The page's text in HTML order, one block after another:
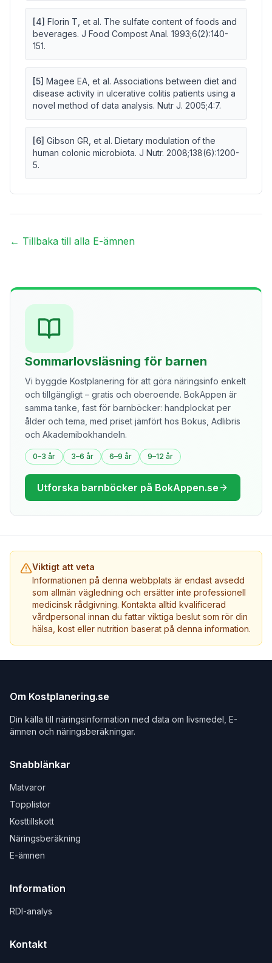
[4] Florin T, et al. The sulfate content of foods and
beverages. J Food Compost Anal. 1993;6(2):140-
151.
[5] Magee EA, et al. Associations between diet and
disease activity in ulcerative colitis patients using a
novel method of data analysis. Nutr J. 2005;4:7.
[6] Gibson GR, et al. Dietary modulation of the
human colonic microbiota. J Nutr. 2008;138(6):1200-
5.
← Tillbaka till alla E-ämnen
Sommarlovsläsning för barnen
Vi byggde Kostplanering för att göra näringsinfo enkelt
och tillgängligt – gratis och oberoende. BokAppen är
samma tanke, fast för barnböcker: handplockat per
ålder och tema, med priset jämfört hos Bokus, Adlibris
och Akademibokhandeln.
0–3 år 3–6 år 6–9 år 9–12 år
Utforska barnböcker på BokAppen.se
Viktigt att veta
Informationen på denna webbplats är endast avsedd
som allmän vägledning och ersätter inte professionell
medicinsk rådgivning. Kontakta alltid kvalificerad
vårdpersonal innan du fattar viktiga beslut som rör din
hälsa, kost eller nutrition baserat på denna information.
Om Kostplanering.se
Din källa till näringsinformation med data om livsmedel, E-
ämnen och näringsberäkningar.
Snabblänkar
Matvaror
Topplistor
Kosttillskott
Näringsberäkning
E-ämnen
Information
RDI-analys
Kontakt